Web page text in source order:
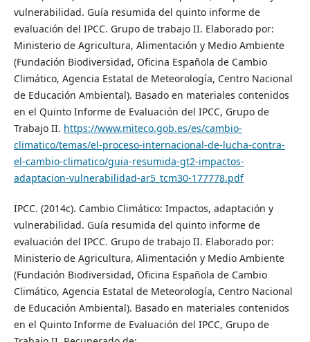
vulnerabilidad. Guía resumida del quinto informe de
evaluación del IPCC. Grupo de trabajo II. Elaborado por:
Ministerio de Agricultura, Alimentación y Medio Ambiente
(Fundación Biodiversidad, Oficina Española de Cambio
Climático, Agencia Estatal de Meteorología, Centro Nacional
de Educación Ambiental). Basado en materiales contenidos
en el Quinto Informe de Evaluación del IPCC, Grupo de
Trabajo II. https://www.miteco.gob.es/es/cambio-
climatico/temas/el-proceso-internacional-de-lucha-contra-
el-cambio-climatico/guia-resumida-gt2-impactos-
adaptacion-vulnerabilidad-ar5_tcm30-177778.pdf
IPCC. (2014c). Cambio Climático: Impactos, adaptación y
vulnerabilidad. Guía resumida del quinto informe de
evaluación del IPCC. Grupo de trabajo II. Elaborado por:
Ministerio de Agricultura, Alimentación y Medio Ambiente
(Fundación Biodiversidad, Oficina Española de Cambio
Climático, Agencia Estatal de Meteorología, Centro Nacional
de Educación Ambiental). Basado en materiales contenidos
en el Quinto Informe de Evaluación del IPCC, Grupo de